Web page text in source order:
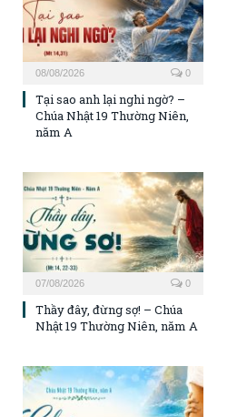
08/08/2026 0
Tại sao anh lại nghi ngờ? –
Chúa Nhật 19 Thường Niên,
năm A
07/08/2026 0
Thầy đây, đừng sợ! – Chúa
Nhật 19 Thường Niên, năm A